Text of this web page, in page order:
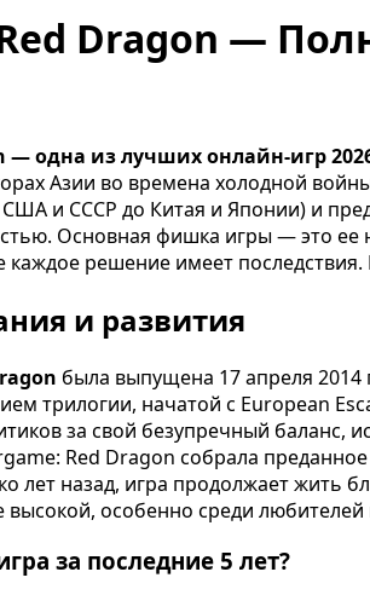
Dragon —
— одна из лучших онлайн-игр
Азии во времена холодной
и СССР до Китая и Японии) и
Основная фишка игры — это
решение имеет последствия.
и развития
была выпущена 17 апреля 2014
трилогии, начатой с European
за свой безупречный
Red Dragon собрала
лет назад, игра продолжает жить
высокой, особенно среди
за последние 5 лет?